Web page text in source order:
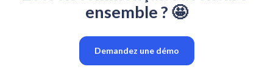
ensemble ? 🤩
Demandez une démo